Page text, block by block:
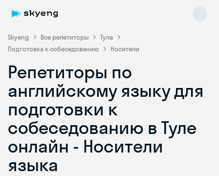
Skyeng Все репетиторы
Тула
Подготовка к собеседованию
Носители
Репетиторы по
английскому языку для
подготовки к
собеседованию в Туле
онлайн - Носители
языка
Skyeng Chat